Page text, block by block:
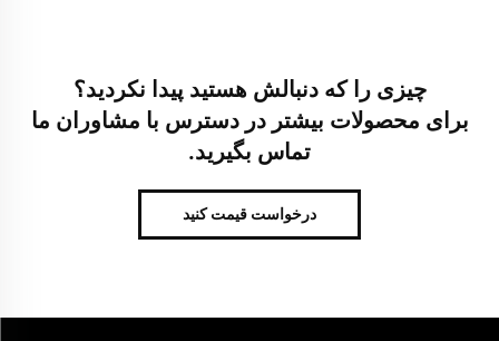
چیزی را که دنبالش هستید پیدا نکردید؟
برای محصولات بیشتر در دسترس با مشاوران ما
تماس بگیرید.
درخواست قیمت کنید